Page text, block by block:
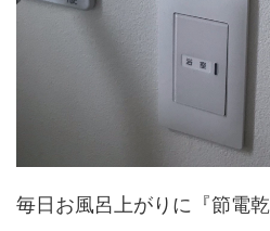
毎日お風呂上がりに『節電乾